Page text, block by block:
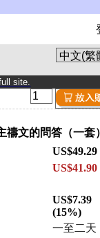
site.
禱文的問答（一套
US$49.29
US$41.90
US$7.39
(15%)
一至二天